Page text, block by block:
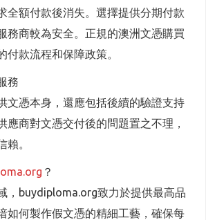
全額付款後消失。選擇提供分期付款
務商較為安全。正規的澳洲文憑購買
付款流程和保障政策。
務
文憑本身，還應包括後續的驗證支持
應商對文憑交付後的問題置之不理，
賴。
？
，buydiploma.org致力於提供最高品
如何製作假文憑的精細工藝，確保每